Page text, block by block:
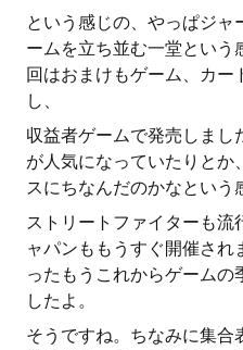
という感じの、やっぱジ
ームを立ち並む一堂という
回はおまけもゲーム、カー
し、
収益者ゲームで発売しま
が人気になっていたりとか
スにちなんだのかなという
ストリートファイターも流
ャパンももうすぐ開催さ
ったもうこれからゲーム
したよ。
そうですね。ちなみに集